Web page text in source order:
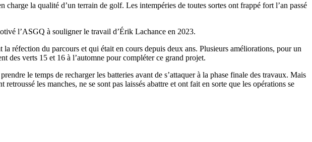
la qualité d’un terrain de golf. Les intempéries de toutes sortes ont frappé fort l’an passé
l’ASGQ à souligner le travail d’Érik Lachance en 2023.
réfection du parcours et qui était en cours depuis deux ans. Plusieurs améliorations, pour un
des verts 15 et 16 à l’automne pour compléter ce grand projet.
le temps de recharger les batteries avant de s’attaquer à la phase finale des travaux. Mais
les manches, ne se sont pas laissés abattre et ont fait en sorte que les opérations se